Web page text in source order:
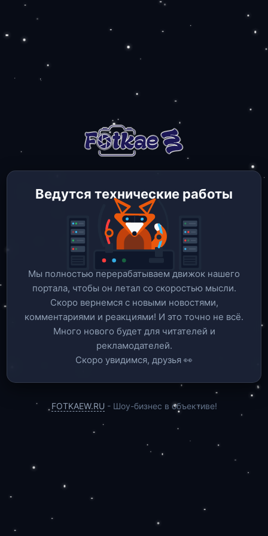
Ведутся технические работы
Мы полностью перерабатываем движок нашего
портала, чтобы он летал со скоростью мысли.
Скоро вернемся c новыми новостями,
комментариями и реакциями! И это точно не всё.
Много нового будет для читателей и
рекламодателей.
Скоро увидимся, друзья 👀
FOTKAEW.RU - Шоу-бизнес в объективе!